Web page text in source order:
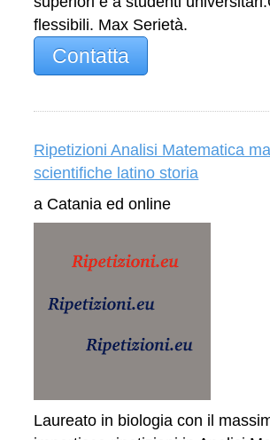
flessibili. Max Serietà.
Contatta
Ripetizioni Analisi Matematica
scientifiche latino storia
a Catania ed online
Laureato in biologia con il